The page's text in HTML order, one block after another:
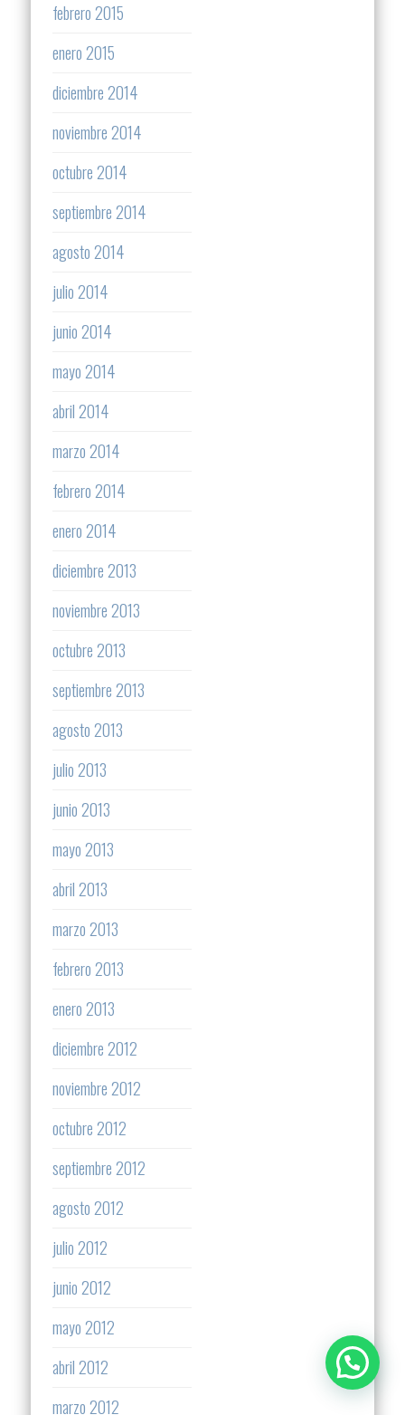
febrero 2015
enero 2015
diciembre 2014
noviembre 2014
octubre 2014
septiembre 2014
agosto 2014
julio 2014
junio 2014
mayo 2014
abril 2014
marzo 2014
febrero 2014
enero 2014
diciembre 2013
noviembre 2013
octubre 2013
septiembre 2013
agosto 2013
julio 2013
junio 2013
mayo 2013
abril 2013
marzo 2013
febrero 2013
enero 2013
diciembre 2012
noviembre 2012
octubre 2012
septiembre 2012
agosto 2012
julio 2012
junio 2012
mayo 2012
abril 2012
marzo 2012